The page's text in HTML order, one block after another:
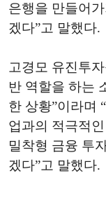
은행을 만들어
겠다”고 말했다.
고경모 유진투
반 역할을 하는
한 상황”이라며
업과의 적극적
밀착형 금융 투
겠다”고 말했다.